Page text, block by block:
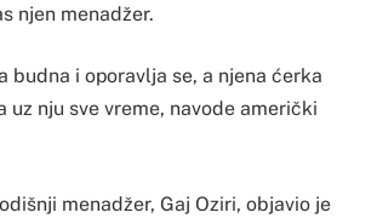
njen menadžer.
budna i oporavlja se, a njena ćerka
uz nju sve vreme, navode američki
menadžer, Gaj Oziri, objavio je